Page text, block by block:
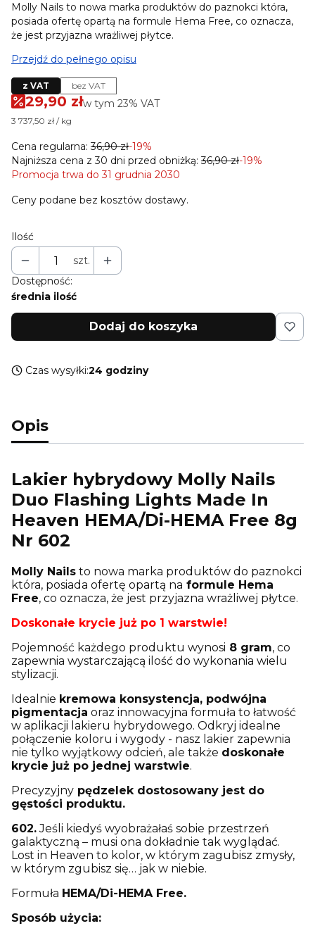
Molly Nails to nowa marka produktów do paznokci która,
posiada ofertę opartą na formule Hema Free, co oznacza,
że jest przyjazna wrażliwej płytce.
Przejdź do pełnego opisu
z VAT bez VAT
29,90 złw tym 23% VAT
w tym 23% VAT
3 737,50 zł / kg
Cena regularna: 36,90 zł-19%
Najniższa cena z 30 dni przed obniżką: 36,90 zł-19%
Promocja trwa do 31 grudnia 2030
Ceny podane bez kosztów dostawy.
Ilość
szt.
Dostępność:
średnia ilość
Dodaj do koszyka
Czas wysyłki:24 godziny
Opis
Lakier hybrydowy Molly Nails
Duo Flashing Lights Made In
Heaven HEMA/Di-HEMA Free 8g
Nr 602
Molly Nails to nowa marka produktów do paznokci
która, posiada ofertę opartą na formule Hema
Free, co oznacza, że jest przyjazna wrażliwej płytce.
Doskonałe krycie już po 1 warstwie!
Pojemność każdego produktu wynosi 8 gram, co
zapewnia wystarczającą ilość do wykonania wielu
stylizacji.
Idealnie kremowa konsystencja, podwójna
pigmentacja oraz innowacyjna formuła to łatwość
w aplikacji lakieru hybrydowego. Odkryj idealne
połączenie koloru i wygody - nasz lakier zapewnia
nie tylko wyjątkowy odcień, ale także doskonałe
krycie już po jednej warstwie.
Precyzyjny pędzelek dostosowany jest do
gęstości produktu.
602.Jeśli kiedyś wyobrażałaś sobie przestrzeń
galaktyczną – musi ona dokładnie tak wyglądać.
Lost in Heaven to kolor, w którym zagubisz zmysły,
w którym zgubisz się… jak w niebie.
Formuła HEMA/Di-HEMA Free.
Sposób użycia: